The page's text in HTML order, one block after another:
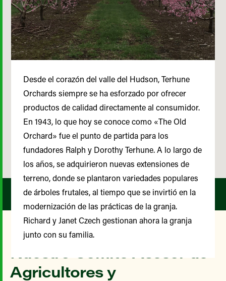
Nuestro Comité Asesor de
Agricultores y
Desde el corazón del valle del Hudson, Terhune
Orchards siempre se ha esforzado por ofrecer
productos de calidad directamente al consumidor.
En 1943, lo que hoy se conoce como «The Old
Orchard» fue el punto de partida para los
fundadores Ralph y Dorothy Terhune. A lo largo de
los años, se adquirieron nuevas extensiones de
terreno, donde se plantaron variedades populares
de árboles frutales, al tiempo que se invirtió en la
modernización de las prácticas de la granja.
Richard y Janet Czech gestionan ahora la granja
junto con su familia.